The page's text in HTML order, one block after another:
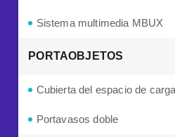
Sistema multimedia MBUX
PORTAOBJETOS
Cubierta del espacio de
Portavasos doble